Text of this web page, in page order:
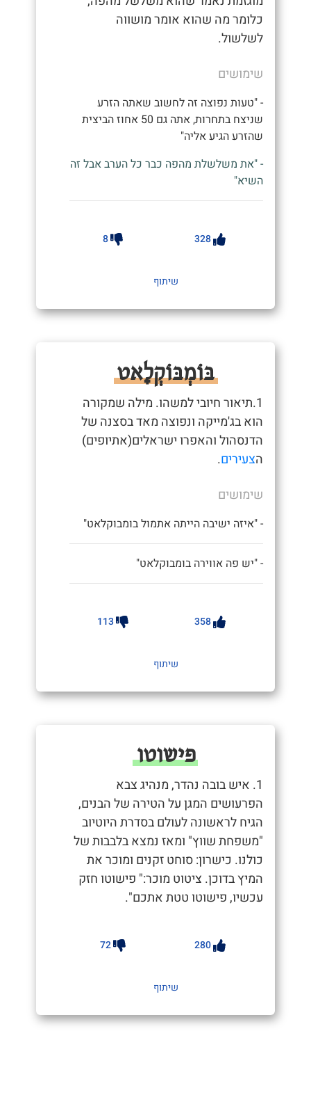
כלומר מה שהוא אומר מושווה
לשלשול.
שימושים
- "טעות נפוצה זה לחשוב שאתה הזרע
שניצח בתחרות, אתה גם 50 אחוז הביצית
שהזרע הגיע אליה"
- "את משלשלת מהפה כבר כל הערב אבל זה
השיא"
328
8
שיתוף
בּוֹמְבּוֹקְלָאט
1.תיאור חיובי למשהו. מילה שמקורה
הוא בג'מייקה ונפוצה מאד בסצנה של
הדנסהול והאפרו ישראלים(אתיופים)
הצעירים.
שימושים
- "איזה ישיבה הייתה אתמול בומבוקלאט"
- "יש פה אווירה בומבוקלאט"
358
113
שיתוף
פישוטו
1. איש בובה נהדר, מנהיג צבא
הפרעושים המגן על הטירה של הבנים,
הגיח לראשונה לעולם בסדרת היוטיוב
"משפחת שווץ" ומאז נמצא בלבבות של
כולנו. כישרון: סוחט זקנים ומוכר את
המיץ בדוכן. ציטוט מוכר:" פישוטו חזק
עכשיו, פישוטו טטת אתכם".
280
72
שיתוף